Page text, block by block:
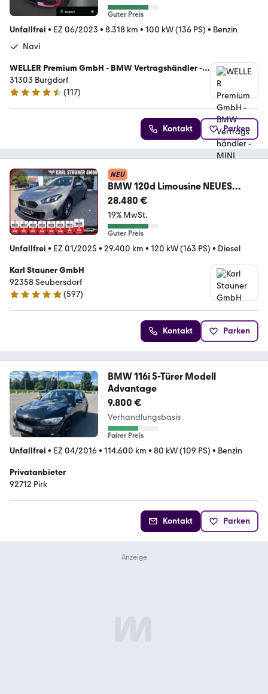
Guter Preis
Unfallfrei • EZ 06/2023 • 8.318 km • 100 kW (136 PS) • Benzin
Navi
WELLER Premium GmbH - BMW Vertragshändler -
MINI Servicebetrieb
31303 Burgdorf
4.4 Sterne
(117)
Kontakt Parken
NEU
BMW 120d Limousine NEUES
MODELL KAMERA NAVI LED
28.480 €
19% MwSt.
Guter Preis
Unfallfrei • EZ 01/2025 • 29.400 km • 120 kW (163 PS) • Diesel
Karl Stauner GmbH
92358 Seubersdorf
4.8 Sterne
(597)
Kontakt Parken
BMW 116i 5-Türer Modell
Advantage
9.800 €
Verhandlungsbasis
Fairer Preis
Unfallfrei • EZ 04/2016• 114.600 km • 80 kW (109 PS) • Benzin
Privatanbieter
92712 Pirk
Kontakt Parken